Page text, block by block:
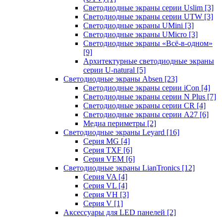
Светодиодные экраны серии Uslim [3]
Светодиодные экраны серии UTW [3]
Светодиодные экраны UMini [3]
Светодиодные экраны UMicro [3]
Светодиодные экраны «Всё-в-одном»
[9]
Архитектурные светодиодные экраны
серии U-natural [5]
Светодиодные экраны Absen [23]
Светодиодные экраны серии iCon [4]
Светодиодные экраны серии N Plus [7]
Светодиодные экраны серии CR [4]
Светодиодные экраны серии А27 [6]
Медиа периметры [2]
Светодиодные экраны Leyard [16]
Серия MG [4]
Серия TXF [6]
Серия VEM [6]
Светодиодные экраны LianTronics [12]
Серия VA [4]
Серия VL [4]
Серия VH [3]
Серия V [1]
Аксессуары для LED панелей [2]